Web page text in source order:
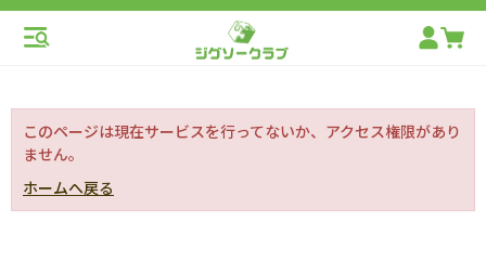
このページは現在サービスを行ってないか、アクセス権限があり
ません。
ホームへ戻る